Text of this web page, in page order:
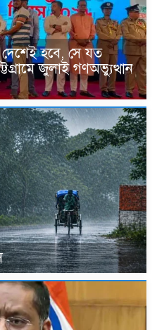
হবে, সে যত
জুলাই গণঅভ্যুত্থান